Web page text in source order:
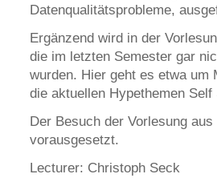
Datenqualitätsprobleme,
Ergänzend wird in der
die im letzten Semester gar
wurden. Hier geht es etwa um
die aktuellen Hypethemen
Der Besuch der Vorlesung
vorausgesetzt.
Lecturer: Christoph Seck